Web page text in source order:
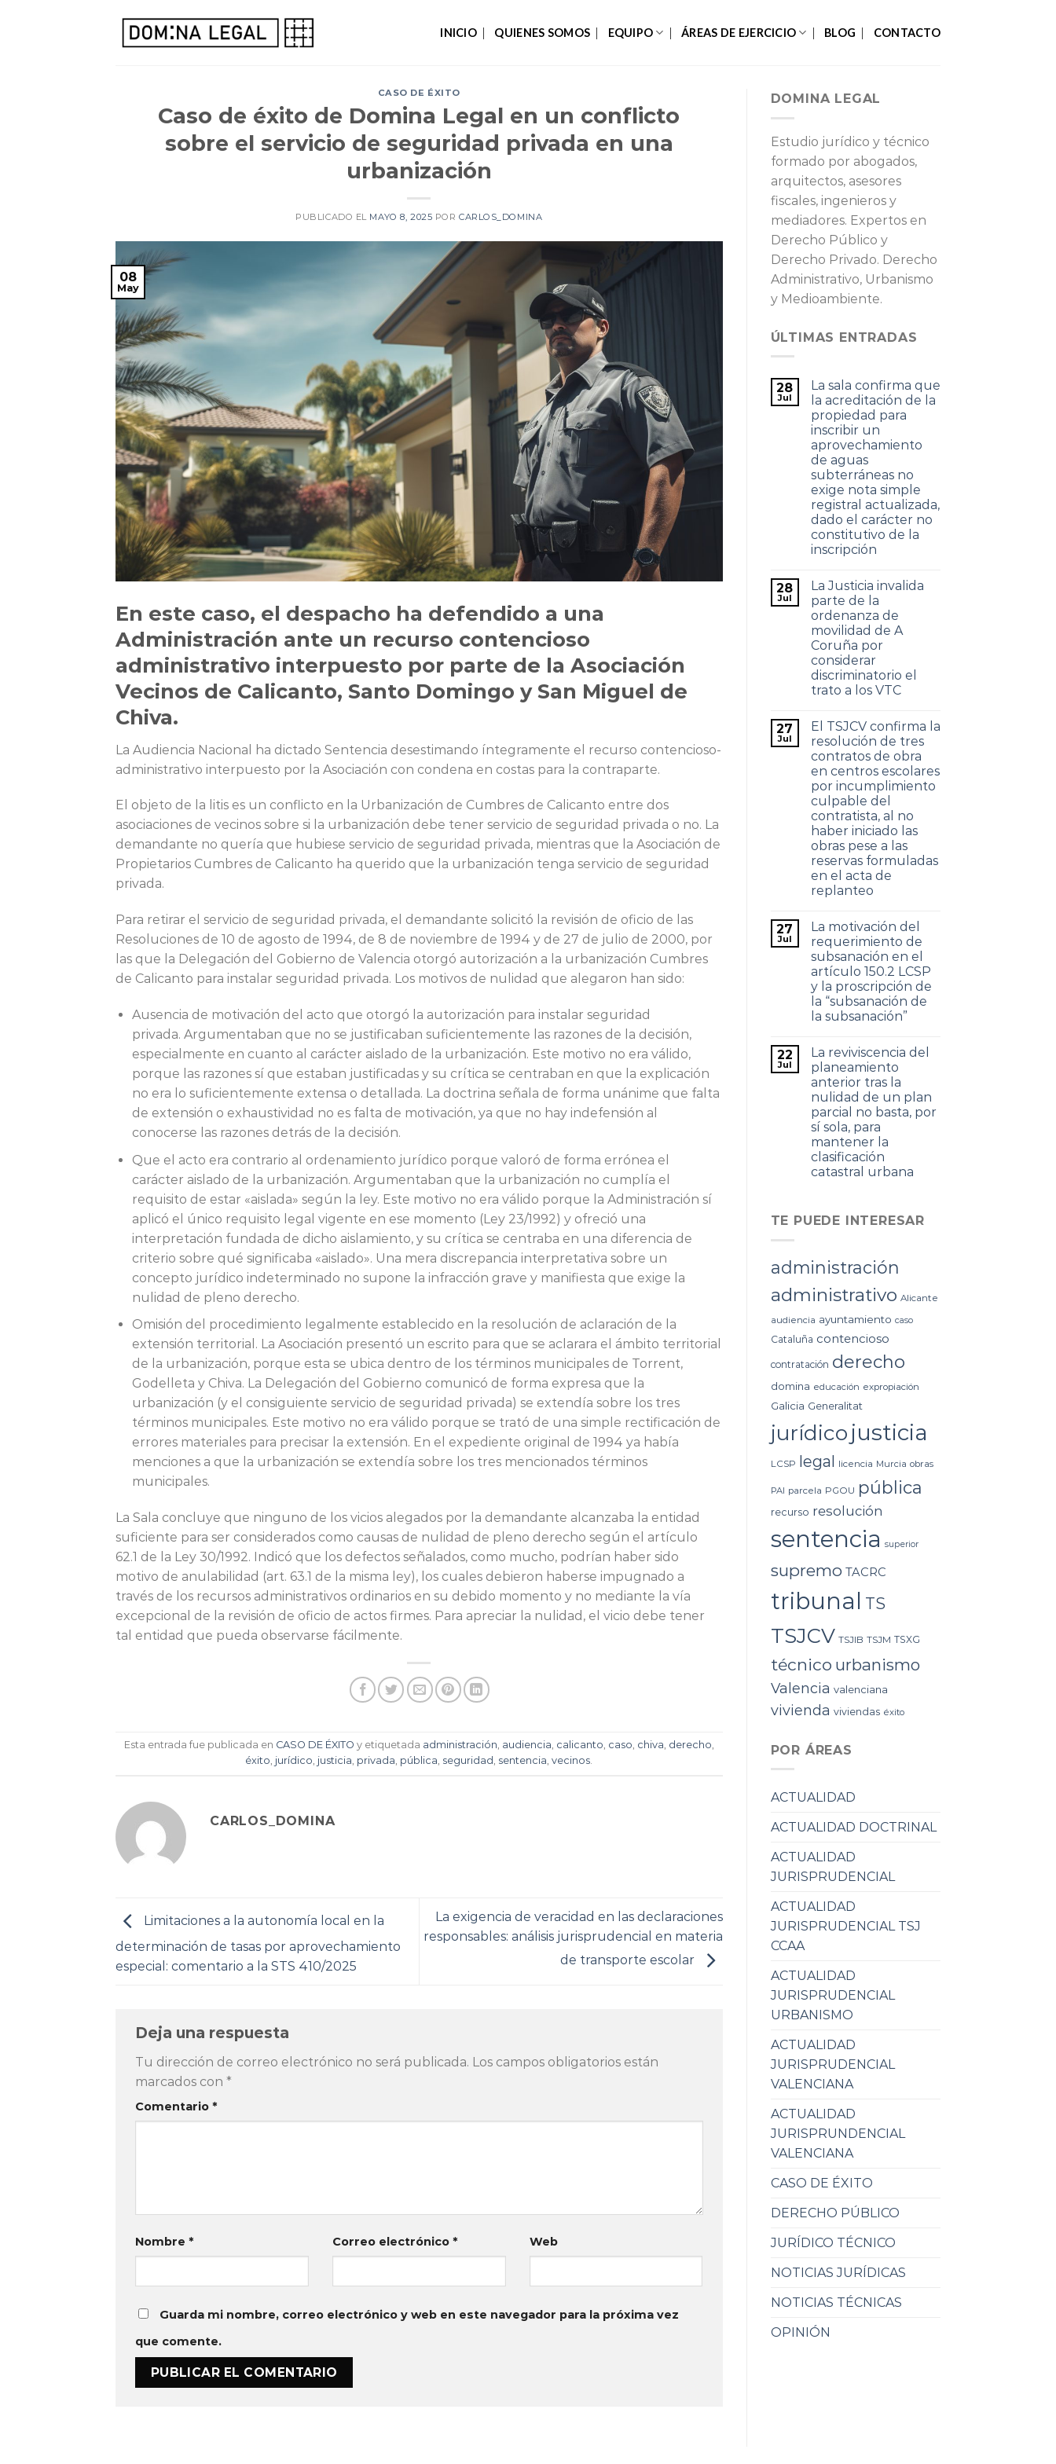
INICIO QUIENES SOMOS EQUIPO ÁREAS DE EJERCICIO BLOG CONTACTO
CASO DE ÉXITO
Caso de éxito de Domina Legal en un conflicto
sobre el servicio de seguridad privada en una
urbanización
PUBLICADO EL MAYO 8, 2025 PORCARLOS_DOMINA
08
May
En este caso, el despacho ha defendido a una
Administración ante un recurso contencioso
administrativo interpuesto por parte de la Asociación
Vecinos de Calicanto, Santo Domingo y San Miguel de
Chiva.
La Audiencia Nacional ha dictado Sentencia desestimando íntegramente el recurso contencioso-
administrativo interpuesto por la Asociación con condena en costas para la contraparte.
El objeto de la litis es un conflicto en la Urbanización de Cumbres de Calicanto entre dos
asociaciones de vecinos sobre si la urbanización debe tener servicio de seguridad privada o no. La
demandante no quería que hubiese servicio de seguridad privada, mientras que la Asociación de
Propietarios Cumbres de Calicanto ha querido que la urbanización tenga servicio de seguridad
privada.
Para retirar el servicio de seguridad privada, el demandante solicitó la revisión de oficio de las
Resoluciones de 10 de agosto de 1994, de 8 de noviembre de 1994 y de 27 de julio de 2000, por
las que la Delegación del Gobierno de Valencia otorgó autorización a la urbanización Cumbres
de Calicanto para instalar seguridad privada. Los motivos de nulidad que alegaron han sido:
Ausencia de motivación del acto que otorgó la autorización para instalar seguridad
privada. Argumentaban que no se justificaban suficientemente las razones de la decisión,
especialmente en cuanto al carácter aislado de la urbanización. Este motivo no era válido,
porque las razones sí que estaban justificadas y su crítica se centraban en que la explicación
no era lo suficientemente extensa o detallada. La doctrina señala de forma unánime que falta
de extensión o exhaustividad no es falta de motivación, ya que no hay indefensión al
conocerse las razones detrás de la decisión.
Que el acto era contrario al ordenamiento jurídico porque valoró de forma errónea el
carácter aislado de la urbanización. Argumentaban que la urbanización no cumplía el
requisito de estar «aislada» según la ley. Este motivo no era válido porque la Administración sí
aplicó el único requisito legal vigente en ese momento (Ley 23/1992) y ofreció una
interpretación fundada de dicho aislamiento, y su crítica se centraba en una diferencia de
criterio sobre qué significaba «aislado». Una mera discrepancia interpretativa sobre un
concepto jurídico indeterminado no supone la infracción grave y manifiesta que exige la
nulidad de pleno derecho.
Omisión del procedimiento legalmente establecido en la resolución de aclaración de la
extensión territorial. La Asociación presentó un escrito para que se aclarara el ámbito territorial
de la urbanización, porque esta se ubica dentro de los términos municipales de Torrent,
Godelleta y Chiva. La Delegación del Gobierno comunicó de forma expresa que la
urbanización (y el consiguiente servicio de seguridad privada) se extendía sobre los tres
términos municipales. Este motivo no era válido porque se trató de una simple rectificación de
errores materiales para precisar la extensión. En el expediente original de 1994 ya había
menciones a que la urbanización se extendía sobre los tres mencionados términos
municipales.
La Sala concluye que ninguno de los vicios alegados por la demandante alcanzaba la entidad
suficiente para ser considerados como causas de nulidad de pleno derecho según el artículo
62.1 de la Ley 30/1992. Indicó que los defectos señalados, como mucho, podrían haber sido
motivo de anulabilidad (art. 63.1 de la misma ley), los cuales debieron haberse impugnado a
través de los recursos administrativos ordinarios en su debido momento y no mediante la vía
excepcional de la revisión de oficio de actos firmes. Para apreciar la nulidad, el vicio debe tener
tal entidad que pueda observarse fácilmente.
Esta entrada fue publicada en CASO DE ÉXITO y etiquetada administración, audiencia, calicanto, caso, chiva, derecho,
éxito, jurídico, justicia, privada, pública, seguridad, sentencia,vecinos.
CARLOS_DOMINA
Limitaciones a la autonomía local en la
determinación de tasas por aprovechamiento
especial: comentario a la STS 410/2025
La exigencia de veracidad en las declaraciones
responsables: análisis jurisprudencial en materia
de transporte escolar
Deja una respuesta
Tu dirección de correo electrónico no será publicada. Los campos obligatorios están
marcados con *
Comentario *
Nombre * Correo electrónico * Web
Guarda mi nombre, correo electrónico y web en este navegador para la próxima vez
que comente.
DOMINA LEGAL
Estudio jurídico y técnico
formado por abogados,
arquitectos, asesores
fiscales, ingenieros y
mediadores. Expertos en
Derecho Público y
Derecho Privado. Derecho
Administrativo, Urbanismo
y Medioambiente.
ÚLTIMAS ENTRADAS
28
Jul
La sala confirma que
la acreditación de la
propiedad para
inscribir un
aprovechamiento
de aguas
subterráneas no
exige nota simple
registral actualizada,
dado el carácter no
constitutivo de la
inscripción
28
Jul
La Justicia invalida
parte de la
ordenanza de
movilidad de A
Coruña por
considerar
discriminatorio el
trato a los VTC
27
Jul
El TSJCV confirma la
resolución de tres
contratos de obra
en centros escolares
por incumplimiento
culpable del
contratista, al no
haber iniciado las
obras pese a las
reservas formuladas
en el acta de
replanteo
27
Jul
La motivación del
requerimiento de
subsanación en el
artículo 150.2 LCSP
y la proscripción de
la “subsanación de
la subsanación”
22
Jul
La reviviscencia del
planeamiento
anterior tras la
nulidad de un plan
parcial no basta, por
sí sola, para
mantener la
clasificación
catastral urbana
TE PUEDE INTERESAR
administración
administrativo Alicante
audiencia ayuntamiento caso
Cataluña contencioso
contratación derecho
domina educación expropiación
Galicia Generalitat
jurídico justicia
LCSP legal licencia Murcia obras
PAI parcela PGOU pública
recurso resolución
sentencia superior
supremo TACRC
tribunal TS
TSJCV TSJIB TSJM TSXG
técnico urbanismo
Valencia valenciana
vivienda viviendas éxito
POR ÁREAS
ACTUALIDAD
ACTUALIDAD DOCTRINAL
ACTUALIDAD
JURISPRUDENCIAL
ACTUALIDAD
JURISPRUDENCIAL TSJ
CCAA
ACTUALIDAD
JURISPRUDENCIAL
URBANISMO
ACTUALIDAD
JURISPRUDENCIAL
VALENCIANA
ACTUALIDAD
JURISPRUNDENCIAL
VALENCIANA
CASO DE ÉXITO
DERECHO PÚBLICO
JURÍDICO TÉCNICO
NOTICIAS JURÍDICAS
NOTICIAS TÉCNICAS
OPINIÓN